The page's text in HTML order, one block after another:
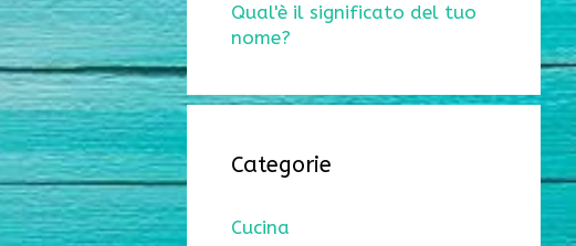
Qual'è il significato del tuo
nome?
Categorie
Cucina